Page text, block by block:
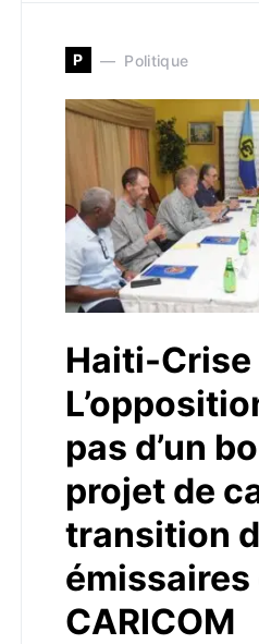
P Politique
Haiti-Crise
pas d’un
projet de
transition
émissaires
CARICOM